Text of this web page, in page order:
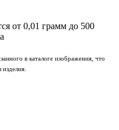
от 0,01 грамм до 500
в каталоге изображения, что